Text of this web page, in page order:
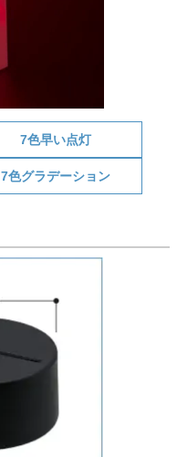
7色早い点灯
7色グラデーション